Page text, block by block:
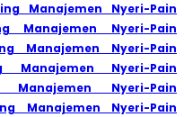
Manajemen Nyeri-Pain
Manajemen Nyeri-Pain
Manajemen Nyeri-Pain
Manajemen Nyeri-Pain
Manajemen Nyeri-Pain
Manajemen Nyeri-Pain